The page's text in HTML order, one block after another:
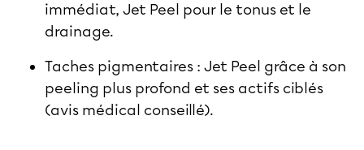
immédiat, Jet Peel pour le tonus et le
drainage.
Taches pigmentaires : Jet Peel grâce à son
peeling plus profond et ses actifs ciblés
(avis médical conseillé).